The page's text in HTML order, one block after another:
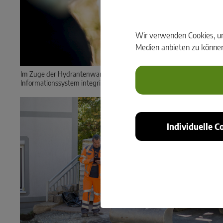
Wir verwenden Cookies,
Medien anbieten zu
Individuelle
Im Zuge der Hydrantenwartung werden alle Prüfprotokolle in das
Informationssystem integriert.